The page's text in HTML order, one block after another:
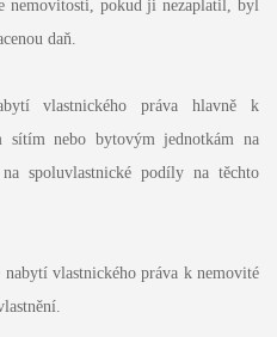
nemovitosti, pokud ji nezaplatil, byl
daň.
vlastnického práva hlavně k
sítím nebo bytovým jednotkám na
spoluvlastnické podíly na těchto
vlastnického práva k nemovité